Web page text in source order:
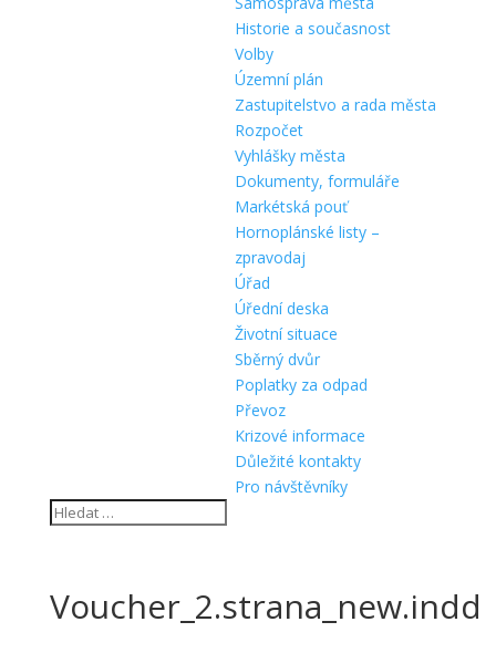
Historie a současnost
Volby
Územní plán
Zastupitelstvo a rada města
Rozpočet
Vyhlášky města
Dokumenty, formuláře
Markétská pouť
Hornoplánské listy –
zpravodaj
Úřad
Úřední deska
Životní situace
Sběrný dvůr
Poplatky za odpad
Převoz
Krizové informace
Důležité kontakty
Pro návštěvníky
Voucher_2.strana_new.indd